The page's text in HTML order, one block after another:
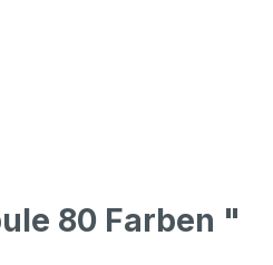
80 Farben "